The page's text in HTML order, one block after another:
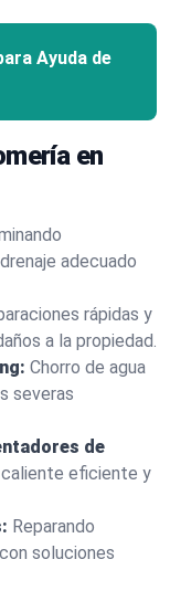
Ayuda de
en
adecuado
rápidas y
a la propiedad.
Chorro de agua
severas
de
eficiente y
Reparando
soluciones